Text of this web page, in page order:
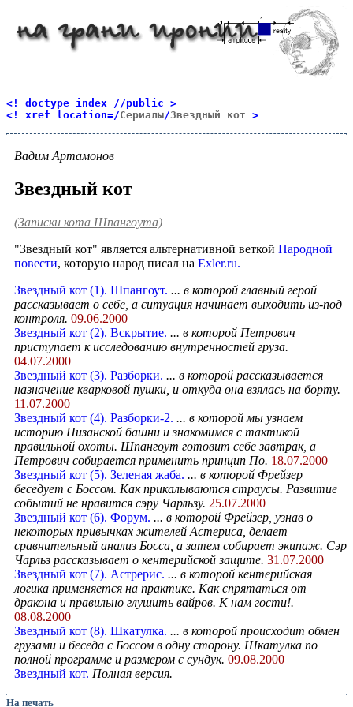
<! doctype index //public >
<! xref location=/Сериалы/Звездный кот >
Вадим Артамонов
Звездный кот
(Записки кота Шпангоута)
"Звездный кот" является альтернативной веткой Народной
повести, которую народ писал на Exler.ru.
Звездный кот (1). Шпангоут. ... в которой главный герой
рассказывает о себе, а ситуация начинает выходить из-под
контроля. 09.06.2000
Звездный кот (2). Вскрытие. ... в которой Петрович
приступает к исследованию внутренностей груза.
04.07.2000
Звездный кот (3). Разборки. ... в которой рассказывается
назначение кварковой пушки, и откуда она взялась на борту.
11.07.2000
Звездный кот (4). Разборки-2. ... в которой мы узнаем
историю Пизанской башни и знакомимся с тактикой
правильной охоты. Шпангоут готовит себе завтрак, а
Петрович собирается применить принцип По. 18.07.2000
Звездный кот (5). Зеленая жаба. ... в которой Фрейзер
беседует с Боссом. Как прикалываются страусы. Развитие
событий не нравится сэру Чарльзу. 25.07.2000
Звездный кот (6). Форум. ... в которой Фрейзер, узнав о
некоторых привычках жителей Астериса, делает
сравнительный анализ Босса, а затем собирает экипаж. Сэр
Чарльз рассказывает о кентерийской защите. 31.07.2000
Звездный кот (7). Aстрерис. ... в которой кентерийская
логика применяется на практике. Как спрятаться от
дракона и правильно глушить вайров. К нам гости!.
08.08.2000
Звездный кот (8). Шкатулка. ... в которой происходит обмен
грузами и беседа с Боссом в одну сторону. Шкатулка по
полной программе и размером с сундук. 09.08.2000
Звездный кот. Полная версия.
На печать